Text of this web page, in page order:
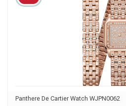
Panthere De Cartier Watch WJPN0062